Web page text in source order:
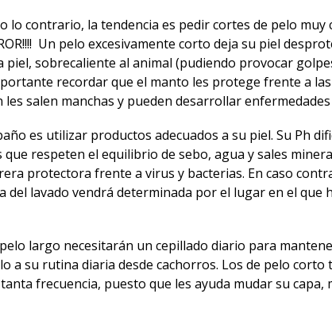
lo contrario, la tendencia es pedir cortes de pelo muy
Un pelo excesivamente corto deja su piel
sobrecaliente al animal (pudiendo provocar
recordar que el manto les protege frente a
salen manchas y pueden desarrollar enfermedades
es utilizar productos adecuados a su piel. Su Ph
respeten el equilibrio de sebo, agua y sales
protectora frente a virus y bacterias. En caso
del lavado vendrá determinada por el lugar en el que
largo necesitarán un cepillado diario para
a su rutina diaria desde cachorros. Los de pelo corto
frecuencia, puesto que les ayuda mudar su